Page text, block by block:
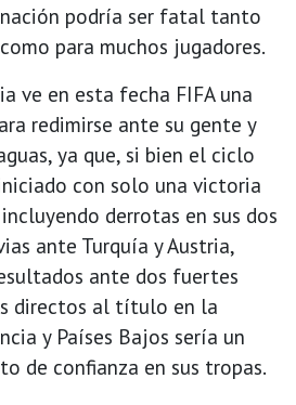
podría ser fatal tanto
para muchos jugadores.
ve en esta fecha FIFA una
redimirse ante su gente y
ya que, si bien el ciclo
con solo una victoria
derrotas en sus dos
ante Turquía y Austria,
ante dos fuertes
directos al título en la
y Países Bajos sería un
de confianza en sus tropas.